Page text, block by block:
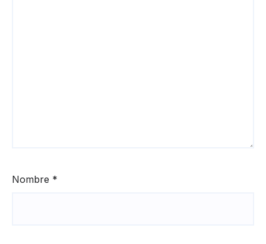
Nombre *